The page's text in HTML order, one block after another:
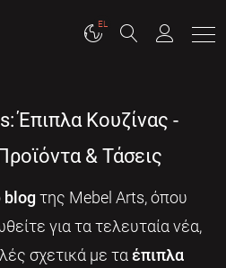
EL
Έπιπλα Κουζίνας -
& Τάσεις
blogτης Mebel Arts, όπου
για τα τελευταία νέα,
σχετικά με τα έπιπλα